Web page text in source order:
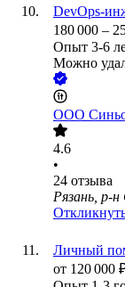
DevOps-
180 000 –
Опыт 3-6
Можно
ООО
4.6
•
24 отзыва
Рязань, р-
Личный
от 120 000